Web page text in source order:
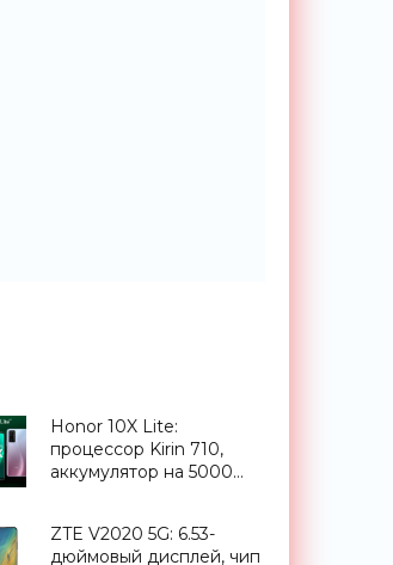
Honor 10X Lite:
процессор Kirin 710,
аккумулятор на 5000
«Смартфоны»
ZTE V2020 5G: 6.53-
дюймовый дисплей, чип